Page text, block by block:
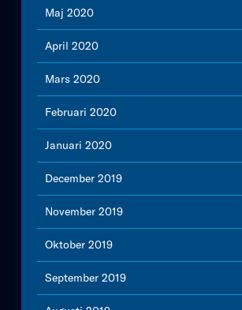
Maj 2020
April 2020
Mars 2020
Februari 2020
Januari 2020
December 2019
November 2019
Oktober 2019
September 2019